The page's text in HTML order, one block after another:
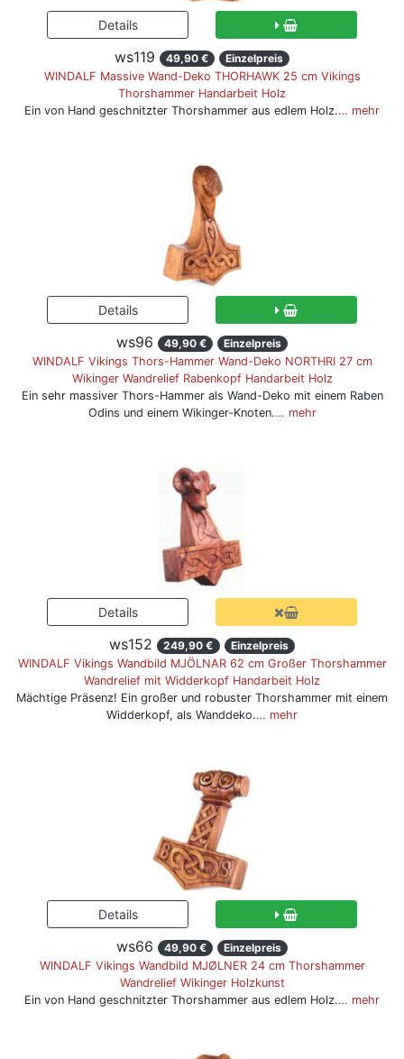
ws119 49,90 €
Einzelpreis
WINDALF Massive Wand-Deko THORHAWK 25 cm Vikings
Thorshammer Handarbeit Holz
Ein von Hand geschnitzter Thorshammer aus edlem Holz.… mehr
ws96 49,90 €
Einzelpreis
WINDALF Vikings Thors-Hammer Wand-Deko NORTHRI 27 cm
Wikinger Wandrelief Rabenkopf Handarbeit Holz
Ein sehr massiver Thors-Hammer als Wand-Deko mit einem Raben
Odins und einem Wikinger-Knoten.… mehr
ws152 249,90 €
Einzelpreis
WINDALF Vikings Wandbild MJÖLNAR 62 cm Großer Thorshammer
Wandrelief mit Widderkopf Handarbeit Holz
Mächtige Präsenz! Ein großer und robuster Thorshammer mit einem
Widderkopf, als Wanddeko.… mehr
ws66 49,90 €
Einzelpreis
WINDALF Vikings Wandbild MJØLNER 24 cm Thorshammer
Wandrelief Wikinger Holzkunst
Ein von Hand geschnitzter Thorshammer aus edlem Holz.… mehr